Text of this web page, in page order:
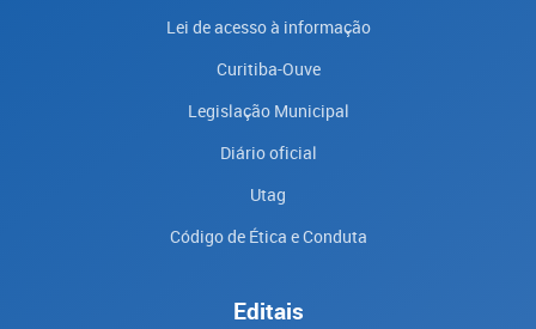
Lei de acesso à informação
Curitiba-Ouve
Legislação Municipal
Diário oficial
Utag
Código de Ética e Conduta
Editais